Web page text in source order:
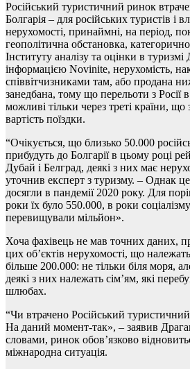
Російський туристичний ринок
Болгарія – для російських туристів і
нерухомості, принаймні, на період,
геополітична обстановка,
Інституту аналізу та оцінки в туризмі
інформацією Novinite, нерухомість,
співвітчизниками там, або продана
занедбана, тому що перельоти з Росії
можливі тільки через треті країни,
вартість поїздки.
“Очікується, що близько 50.000
прибудуть до Болгарії в цьому році
Дубай і Белград, деякі з них має
уточнив експерт з туризму. – Однак
досягли в пандемії 2020 року. Для
роки їх було 550.000, в роки
перевищували мільйон».
Хоча фахівець не мав точних даних,
цих об’єктів нерухомості, що
більше 200.000: не тільки біля моря,
деякі з них належать сім’ям, які
шлюбах.
“Чи втрачено Російський
На даний момент-так», – заявив
словами, ринок обов’язково
міжнародна ситуація.